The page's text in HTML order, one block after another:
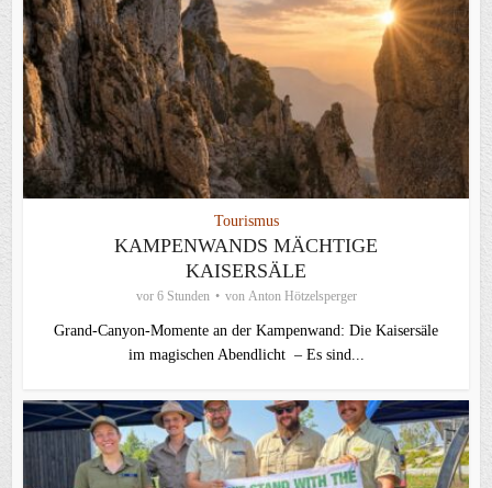
Tourismus
KAMPENWANDS MÄCHTIGE
KAISERSÄLE
vor 6 Stunden von Anton Hötzelsperger
Grand-Canyon-Momente an der Kampenwand: Die Kaisersäle
im magischen Abendlicht – Es sind...